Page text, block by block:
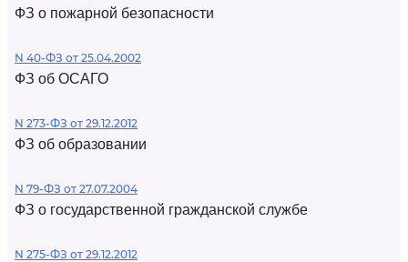
ФЗ о пожарной безопасности
N 40-ФЗ от 25.04.2002
ФЗ об ОСАГО
N 273-ФЗ от 29.12.2012
ФЗ об образовании
N 79-ФЗ от 27.07.2004
ФЗ о государственной гражданской службе
N 275-ФЗ от 29.12.2012